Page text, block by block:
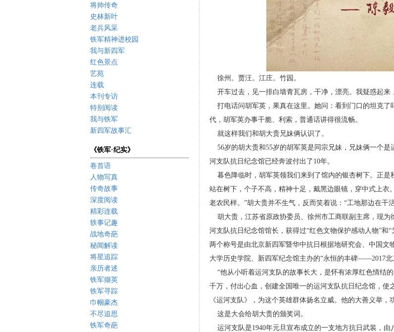
将帅传奇
史林新叶
老兵风采
铁军精神进校园
我与新四军
红色景点
艺苑
连载
本刊专访
特别阅读
我与铁军
新四军故事汇
《铁军·纪实》
卷首语
人物写真
传奇故事
深度阅读
精彩连载
轶事记趣
战地奇葩
秘闻解读
将星追踪
亲历者述
铁军撷英
铁军寻踪
巾帼豪杰
不尽追思
铁军奇葩
徐州。贾汪。江庄。竹园。
开车过去，见一排白墙青瓦房，干净，漂亮。我疑惑起来
打电话问胡军英，果真在这里。她问：看到门口 的坦克了
代，胡军英办事干脆、利索，普通话讲得很流畅。
就这样我们和胡大贵兄妹俩认识了。
56岁的胡大贵和55岁的胡军英是同宗兄妹，兄妹俩一个是
河支队抗日纪念馆已经奔波付出 了10年。
暮色降临时，胡军英领我们来到了馆内的银杏树下。正是
站在树下，个子不高，精神十足，戴黑边眼镜，穿中式上衣
老农民样。”胡大贵并不生气，反 而笑着说：“工地那边在干
胡大贵，江苏省原政协委员、徐州市工商联副主席，现为
河支队抗日纪念馆馆长，获得过“红色文物保护感动人物”和
两个称号是由北京新四军暨华中抗日根据地研究会、中国文
大学历 史学院、新四军纪念馆主办的“永恒的丰碑——2017北
“他从小听着运河支队的故事长大，是怀有浓厚红色情结
千万，付出心血，创建全国唯一的运河支队抗日纪念馆，使
《运河支队》，为这个英雄群体扬名立威。他的大善义举，
这是大会给胡大贵的颁奖词。
运河支队是1940年元旦宣布成立的一支地方抗 日武装，由